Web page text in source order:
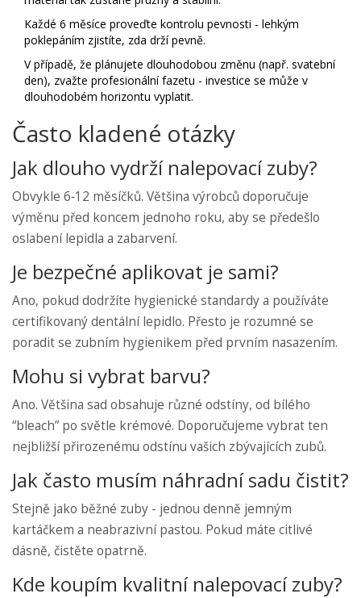
Každé 6 měsíce proveďte kontrolu pevnosti - lehkým
poklepáním zjistíte, zda drží pevně.
V případě, že plánujete dlouhodobou změnu (např. svatební
den), zvažte profesionální fazetu - investice se může v
dlouhodobém horizontu vyplatit.
Často kladené otázky
Jak dlouho vydrží nalepovací zuby?
Obvykle 6‑12 měsíčků. Většina výrobců doporučuje
výměnu před koncem jednoho roku, aby se předešlo
oslabení lepidla a zabarvení.
Je bezpečné aplikovat je sami?
Ano, pokud dodržíte hygienické standardy a používáte
certifikovaný dentální lepidlo. Přesto je rozumné se
poradit se zubním hygienikem před prvním nasazením.
Mohu si vybrat barvu?
Ano. Většina sad obsahuje různé odstíny, od bílého
“bleach” po světle krémové. Doporučujeme vybrat ten
nejbližší přirozenému odstínu vašich zbývajících zubů.
Jak často musím náhradní sadu čistit?
Stejně jako běžné zuby - jednou denně jemným
kartáčkem a neabrazivní pastou. Pokud máte citlivé
dásně, čistěte opatrně.
Kde koupím kvalitní nalepovací zuby?